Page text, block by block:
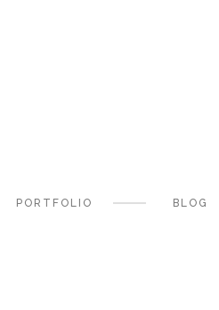
PORTFOLIO BLOG